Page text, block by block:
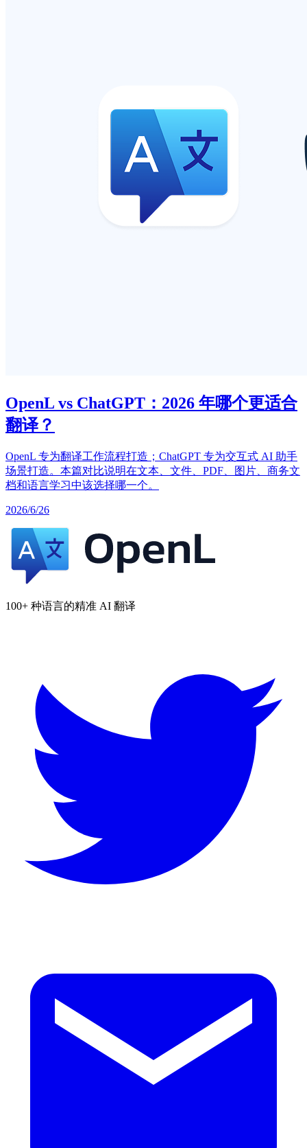
OpenL vs ChatGPT：2026 年哪个更适合
翻译？
OpenL 专为翻译工作流程打造；ChatGPT 专为交互式 AI 助手
场景打造。本篇对比说明在文本、文件、PDF、图片、商务文
档和语言学习中该选择哪一个。
2026/6/26
100+ 种语言的精准 AI 翻译